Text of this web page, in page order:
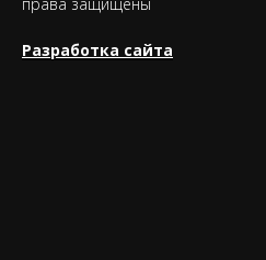
Разработка сайта